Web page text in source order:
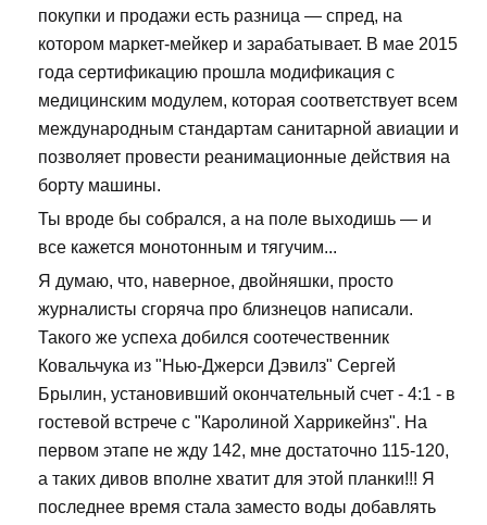
покупки и продажи есть разница — спред, на
котором маркет-мейкер и зарабатывает. В мае 2015
года сертификацию прошла модификация с
медицинским модулем, которая соответствует всем
международным стандартам санитарной авиации и
позволяет провести реанимационные действия на
борту машины.
Ты вроде бы собрался, а на поле выходишь — и
все кажется монотонным и тягучим...
Я думаю, что, наверное, двойняшки, просто
журналисты сгоряча про близнецов написали.
Такого же успеха добился соотечественник
Ковальчука из "Нью-Джерси Дэвилз" Сергей
Брылин, установивший окончательный счет - 4:1 - в
гостевой встрече с "Каролиной Харрикейнз". На
первом этапе не жду 142, мне достаточно 115-120,
а таких дивов вполне хватит для этой планки!!! Я
последнее время стала заместо воды добавлять